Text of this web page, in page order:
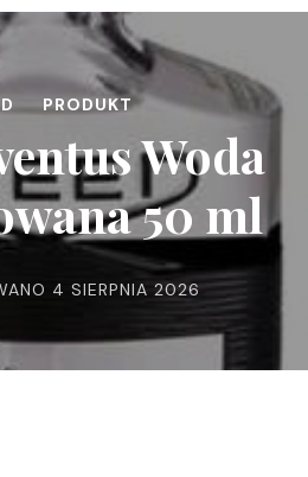
PRODUKT
Woda
50 ml
4 SIERPNIA 2026